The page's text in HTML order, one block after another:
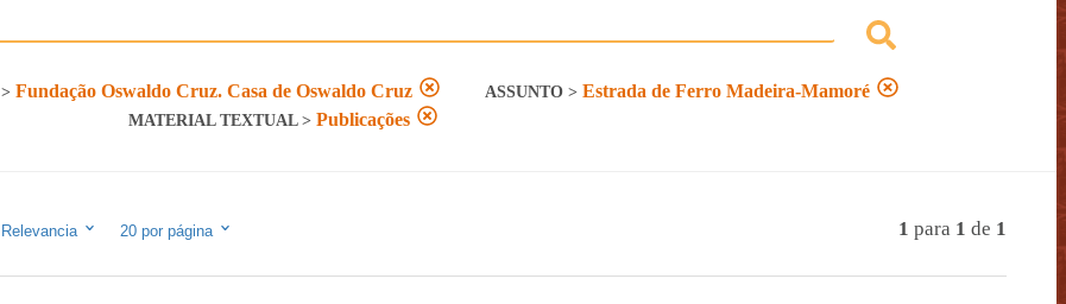
> Fundação Oswaldo Cruz. Casa de Oswaldo Cruz ASSUNTO > Estrada de Ferro Madeira-Mamoré
MATERIAL TEXTUAL> Publicações
Relevancia 20por página 1 para 1 de 1